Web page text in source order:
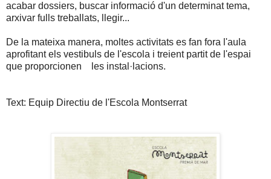
acabar dossiers, buscar informació d'un determinat tema,
arxivar fulls treballats, llegir...
De la mateixa manera, moltes activitats es fan fora l'aula
aprofitant els vestibuls de l'escola i treient partit de l'espai
que proporcionen les instal·lacions.
Text: Equip Directiu de l'Escola Montserrat